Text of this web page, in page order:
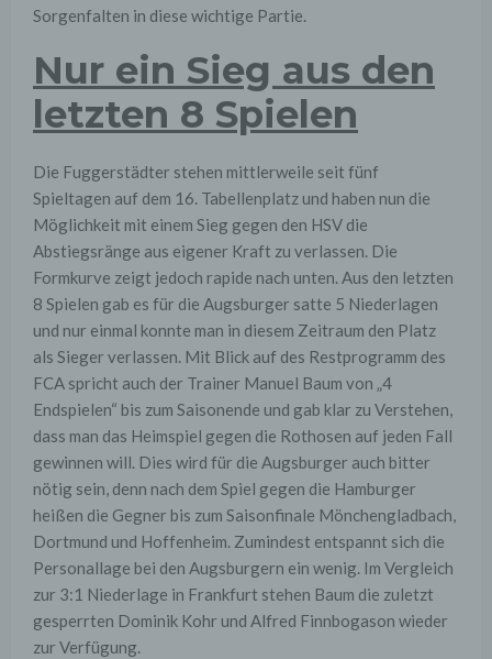
Sorgenfalten in diese wichtige Partie.
Nur ein Sieg aus den
letzten 8 Spielen
Die Fuggerstädter stehen mittlerweile seit fünf
Spieltagen auf dem 16. Tabellenplatz und haben nun die
Möglichkeit mit einem Sieg gegen den HSV die
Abstiegsränge aus eigener Kraft zu verlassen. Die
Formkurve zeigt jedoch rapide nach unten. Aus den letzten
8 Spielen gab es für die Augsburger satte 5 Niederlagen
und nur einmal konnte man in diesem Zeitraum den Platz
als Sieger verlassen. Mit Blick auf des Restprogramm des
FCA spricht auch der Trainer Manuel Baum von „4
Endspielen“ bis zum Saisonende und gab klar zu Verstehen,
dass man das Heimspiel gegen die Rothosen auf jeden Fall
gewinnen will. Dies wird für die Augsburger auch bitter
nötig sein, denn nach dem Spiel gegen die Hamburger
heißen die Gegner bis zum Saisonfinale Mönchengladbach,
Dortmund und Hoffenheim. Zumindest entspannt sich die
Personallage bei den Augsburgern ein wenig. Im Vergleich
zur 3:1 Niederlage in Frankfurt stehen Baum die zuletzt
gesperrten Dominik Kohr und Alfred Finnbogason wieder
zur Verfügung.